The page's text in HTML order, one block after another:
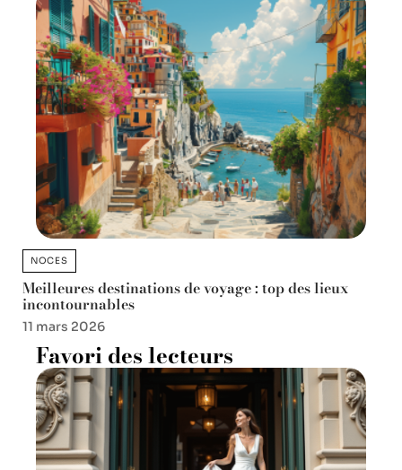
NOCES
Meilleures destinations de voyage : top des lieux
incontournables
11 mars 2026
Favori des lecteurs